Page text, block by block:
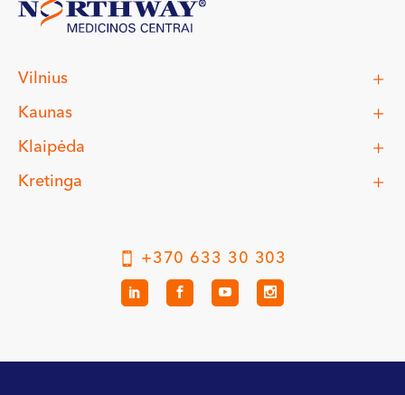
Vilnius
Kaunas
Klaipėda
Kretinga
+370 633 30 303